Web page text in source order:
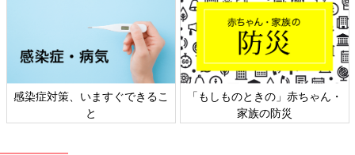
感染症対策、いますぐできるこ
と
「もしものときの」赤ちゃん・
家族の防災